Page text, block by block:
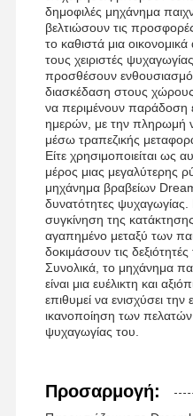
δημοφιλές μηχάνημα
βελτιώσουν τις
το καθιστά μια
τους χειριστές
προσθέσουν ενθουσιασμό
διασκέδαση στους
να περιμένουν παράδοση
ημερών, με την πληρωμή
μέσω τραπεζικής
Είτε χρησιμοποιείται ως
μέρος μιας μεγαλύτερης
μηχάνημα βραβείων
δυνατότητες ψυχαγωγίας.
συγκίνηση της
αγαπημένο μεταξύ των
δοκιμάσουν τις
Συνολικά, το μηχάνημα
είναι μια ευέλικτη και
επιθυμεί να ενισχύσει την
ικανοποίηση των πελατών
ψυχαγωγίας του.
Προσαρμογή: